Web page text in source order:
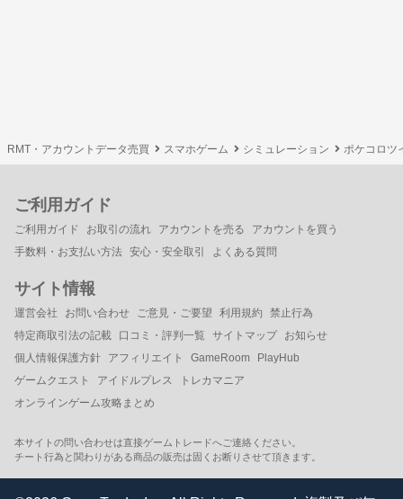
RMT・アカウントデータ売買 スマホゲーム シミュレーション ポケコロツ
ご利用ガイド
ご利用ガイド お取引の流れ アカウントを売る
アカウントを買う
手数料・お支払い方法 安心・安全取引 よくある質問
サイト情報
運営会社 お問い合わせ ご意見・ご要望 利用規約
禁止行為
特定商取引法の記載
口コミ・評判一覧 サイトマップ
お知らせ
個人情報保護方針
アフィリエイト GameRoom
PlayHub
ゲームクエスト
アイドルプレス
トレカマニア
オンラインゲーム攻略まとめ
本サイトの問い合わせは直接ゲームトレードへご連絡ください。
チート行為と関わりがある商品の販売は固くお断りさせて頂きます。